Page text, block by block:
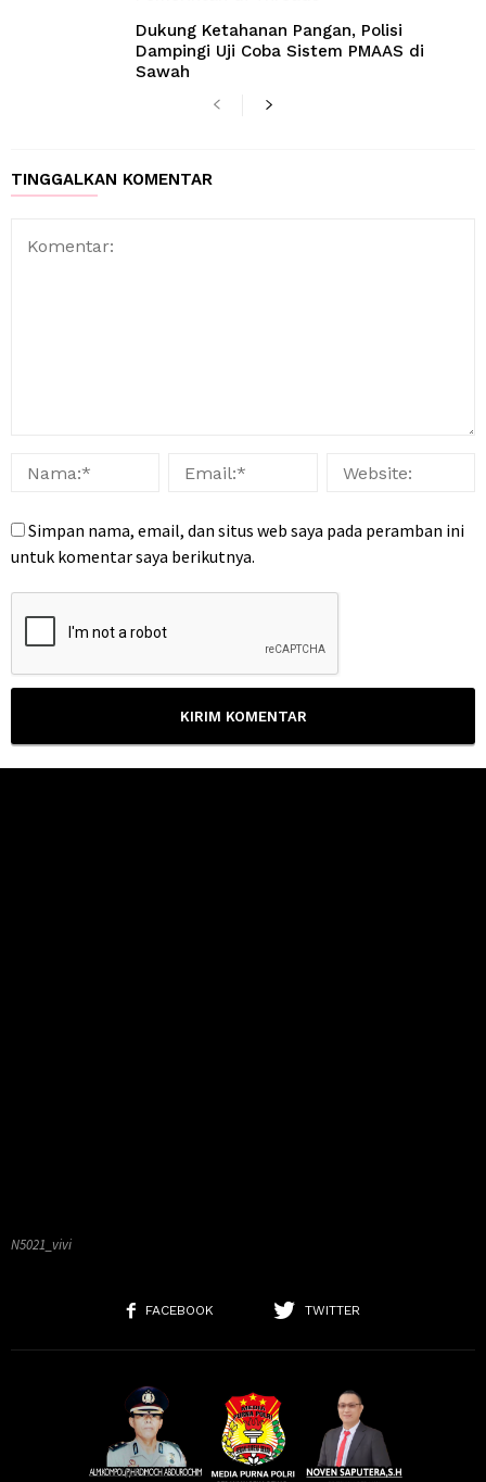
Dukung Ketahanan Pangan, Polisi
Dampingi Uji Coba Sistem PMAAS di
Sawah
TINGGALKAN KOMENTAR
Simpan nama, email, dan situs web saya pada peramban ini
untuk komentar saya berikutnya.
N5021_vivi
FACEBOOK TWITTER